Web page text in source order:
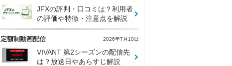
JFXの評判・口コミは？利用者
の評価や特徴・注意点を解説
定額制動画配信 2026年7月10日
VIVANT 第2シーズンの配信先
は？放送日やあらすじ解説